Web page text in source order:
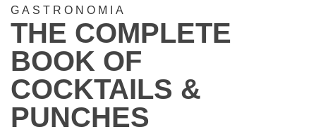
GASTRONOMIA
THE COMPLETE
BOOK OF
COCKTAILS &
PUNCHES